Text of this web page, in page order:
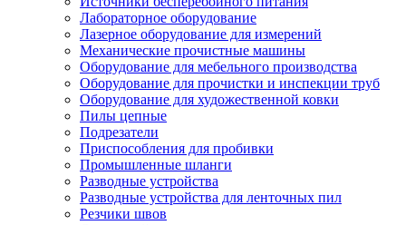
Лабораторное оборудование
Лазерное оборудование для измерений
Механические прочистные машины
Оборудование для мебельного производства
Оборудование для прочистки и инспекции труб
Оборудование для художественной ковки
Пилы цепные
Подрезатели
Приспособления для пробивки
Промышленные шланги
Разводные устройства
Разводные устройства для ленточных пил
Резчики швов